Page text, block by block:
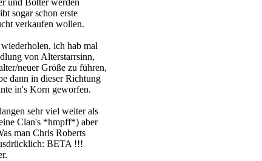
und Botter werden
sogar schon erste
verkaufen wollen.
ich hab mal
von Alterstarrsinn,
neuer Größe zu führen,
dann in dieser Richtung
in's Korn geworfen.
sehr viel weiter als
Clan's *hmpff*) aber
man Chris Roberts
BETA !!!